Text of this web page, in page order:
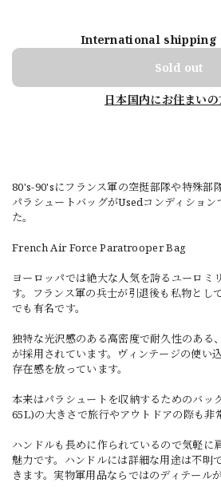
International shipping
Sold out
日本国内にお住まい
80's-90'sにフランス軍の空挺部隊や特殊部
パラシュートバッグがUsedコンディショ
た。
French Air Force Paratrooper Bag
ヨーロッパでは絶大な人気を誇るユーロミ
す。フランス軍の兵士が引退後も私物とし
でも有名です。
独特な光沢感のある高密度で耐久性のある
が採用されています。ヴィンテージの使い
存在感を放っています。
本来はパラシュートを収納するためのバッ
65L)の大きさで旅行やアウトドアの際も非
ハンドルも長めに作られているので気軽に
魅力です。ハンドルには詳細な用途は不明
きます。実物軍用品ならではのディテール